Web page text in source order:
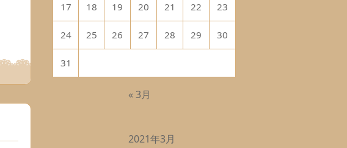
17 18 19 20 21 22 23
24 25 26 27 28 29 30
31
« 3月
2021年3月